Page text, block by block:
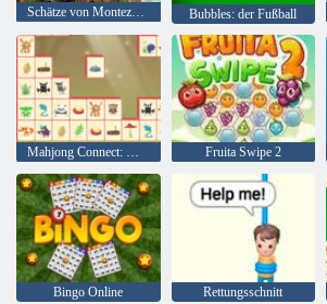
Schätze von Montezuma 2 Bubbles: der Fußball
Mahjong Connect: Woodventure Fruita Swipe 2
Bingo Online Rettungsschnitt